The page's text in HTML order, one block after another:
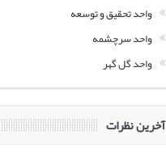
واحد تحقیق و توسعه
واحد سرچشمه
واحد گل گهر
آخرین نظرات